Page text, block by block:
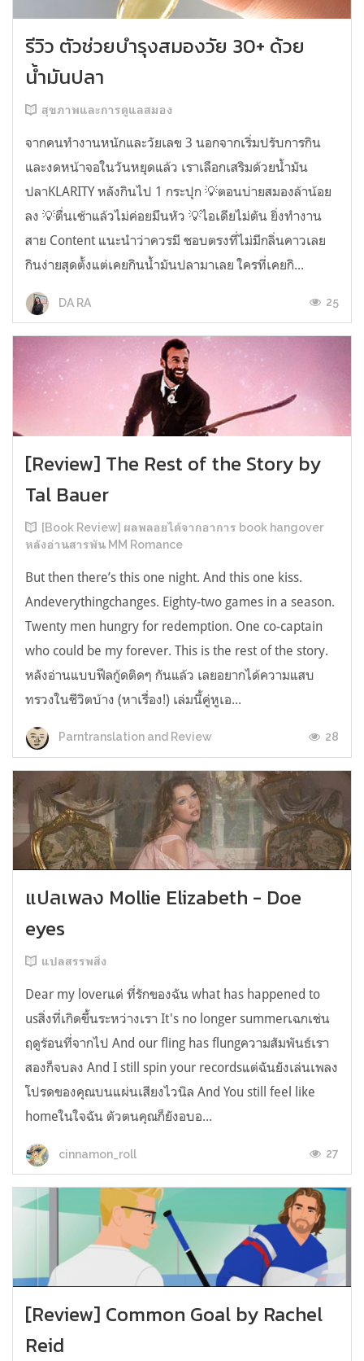
รีวิว ตัวช่วยบำรุงสมองวัย 30+ ด้วย
น้ำมันปลา
สุขภาพและการดูแลสมอง
จากคนทำงานหนักและวัยเลข 3 นอกจากเริ่มปรับการกิน
และงดหน้าจอในวันหยุดแล้ว เราเลือกเสริมด้วยน้ำมัน
ปลาKLARITY หลังกินไป 1 กระปุก 💡ตอนบ่ายสมองล้าน้อย
ลง 💡ตื่นเช้าแล้วไม่ค่อยมึนหัว 💡ไอเดียไม่ตัน ยิ่งทำงาน
สาย Content แนะนำว่าควรมี ชอบตรงที่ไม่มีกลิ่นคาวเลย
กินง่ายสุดตั้งแต่เคยกินน้ำมันปลามาเลย ใครที่เคยกิ...
DA RA 25
[Review] The Rest of the Story by
Tal Bauer
[Book Review] ผลพลอยได้จากอาการ book hangover
หลังอ่านสารพัน MM Romance
But then there’s this one night. And this one kiss.
Andeverythingchanges. Eighty-two games in a season.
Twenty men hungry for redemption. One co-captain
who could be my forever. This is the rest of the story.
หลังอ่านแบบฟีลกู้ดติดๆ กันแล้ว เลยอยากได้ความแสบ
ทรวงในชีวิตบ้าง (หาเรื่อง!) เล่มนี้คู่หูเอ...
Parntranslation and Review 28
แปลเพลง Mollie Elizabeth - Doe
eyes
แปลสรรพสิ่ง
Dear my loverแด่ ที่รักของฉัน what has happened to
usสิ่งที่เกิดขึ้นระหว่างเรา It's no longer summerเฉกเช่น
ฤดูร้อนที่จากไป And our fling has flungความสัมพันธ์เรา
สองก็จบลง And I still spin your recordsแต่ฉันยังเล่นเพลง
โปรดของคุณบนแผ่นเสียงไวนิล And You still feel like
homeในใจฉัน ตัวตนคุณก็ยังอบอ...
cinnamon_roll 27
[Review] Common Goal by Rachel
Reid